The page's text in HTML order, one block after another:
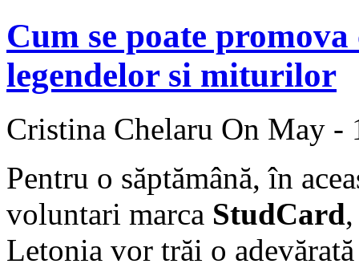
Cum se poate
legendelor si miturilor
Cristina Chelaru On May -
Pentru o săptămână, în
voluntari marca StudCard
Letonia vor trăi o